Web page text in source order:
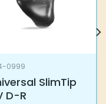
0999
SlimTip
D-R